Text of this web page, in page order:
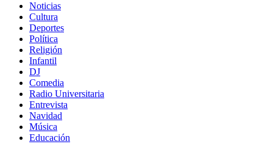
Noticias
Cultura
Deportes
Política
Religión
Infantil
DJ
Comedia
Radio Universitaria
Entrevista
Navidad
Música
Educación